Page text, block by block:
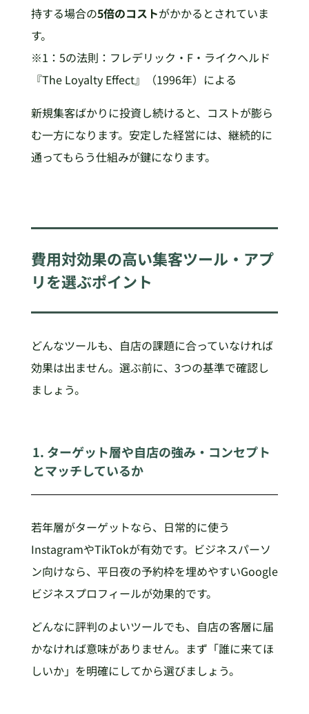
持する場合の5倍のコストがかかるとされていま
す。
※1：5の法則：フレデリック・F・ライクヘルド
『The Loyalty Effect』（1996年）による
新規集客ばかりに投資し続けると、コストが膨ら
む一方になります。安定した経営には、継続的に
通ってもらう仕組みが鍵になります。
費用対効果の高い集客ツール・アプ
リを選ぶポイント
どんなツールも、自店の課題に合っていなければ
効果は出ません。選ぶ前に、3つの基準で確認し
ましょう。
1. ターゲット層や自店の強み・コンセプト
とマッチしているか
若年層がターゲットなら、日常的に使う
InstagramやTikTokが有効です。ビジネスパーソ
ン向けなら、平日夜の予約枠を埋めやすいGoogle
ビジネスプロフィールが効果的です。
どんなに評判のよいツールでも、自店の客層に届
かなければ意味がありません。まず「誰に来てほ
しいか」を明確にしてから選びましょう。